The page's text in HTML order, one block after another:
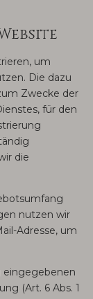
um
Die dazu
Zwecke der
für den
die
nutzen wir
Adresse, um
eingegebenen
(Art. 6 Abs. 1